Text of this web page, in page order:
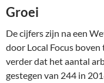
Groei
De cijfers zijn na een
door Local Focus
verder dat het aantal
gestegen van 244 in